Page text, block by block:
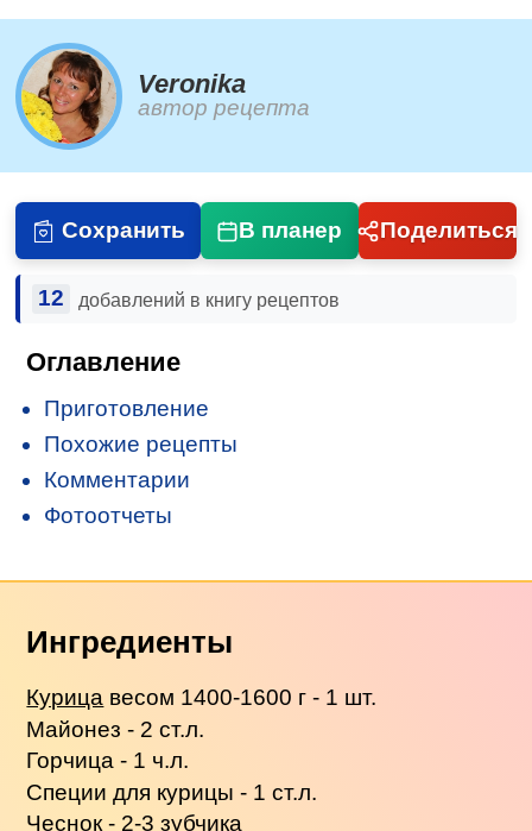
Veronika
автор рецепта
Сохранить В планер Поделиться
12 добавлений в книгу рецептов
Оглавление
Приготовление
Похожие рецепты
Комментарии
Фотоотчеты
Ингредиенты
Курица весом 1400-1600 г - 1 шт.
Майонез - 2 ст.л.
Горчица - 1 ч.л.
Специи для курицы - 1 ст.л.
Чеснок - 2-3 зубчика